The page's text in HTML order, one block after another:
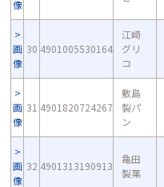
像
画
像
30 4901005530164
江崎
グリ
コ
画
像
31 4901820724267
敷島
製パ
ン
画
像
32 4901313190913
亀田
製菓